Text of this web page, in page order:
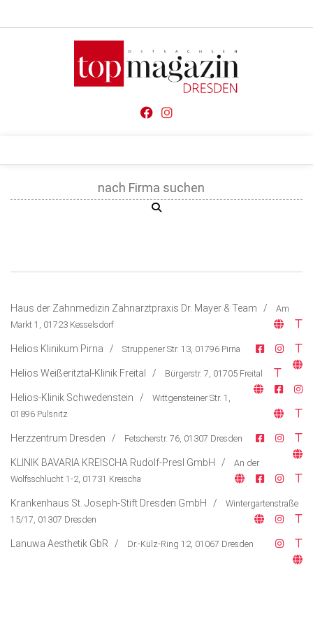
Kontakt, Impressum & Rechtliche Angaben
Datenschutzerklärung
Top Gesundheitsforum Dresden / Ostsachsen
Genuss
Kunst & Kultur
Lifestyle
Ausflug & Reise
Top Branchen
Haus der Zahnmedizin Zahnarztpraxis Dr. Mayer & Team / Am
Markt 1, 01723 Kesselsdorf
Helios Klinikum Pirna / Struppener Str. 13, 01796 Pirna
Helios Weißeritztal-Klinik Freital / Bürgerstr. 7, 01705 Freital
Helios-Klinik Schwedenstein / Wittgensteiner Str. 1,
01896 Pulsnitz
Herzzentrum Dresden / Fetscherstr. 76, 01307 Dresden
KLINIK BAVARIA KREISCHA Rudolf-Presl GmbH / An der
Wolfsschlucht 1-2, 01731 Kreischa
Krankenhaus St. Joseph-Stift Dresden GmbH / Wintergartenstraße
15/17, 01307 Dresden
Lanuwa Aesthetik GbR / Dr.-Külz-Ring 12, 01067 Dresden